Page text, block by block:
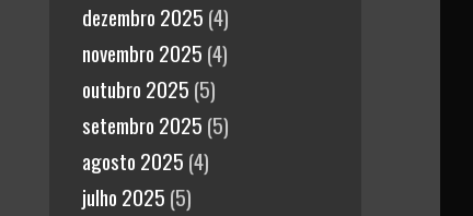
dezembro 2025 (4)
novembro 2025 (4)
outubro 2025 (5)
setembro 2025 (5)
agosto 2025 (4)
julho 2025 (5)